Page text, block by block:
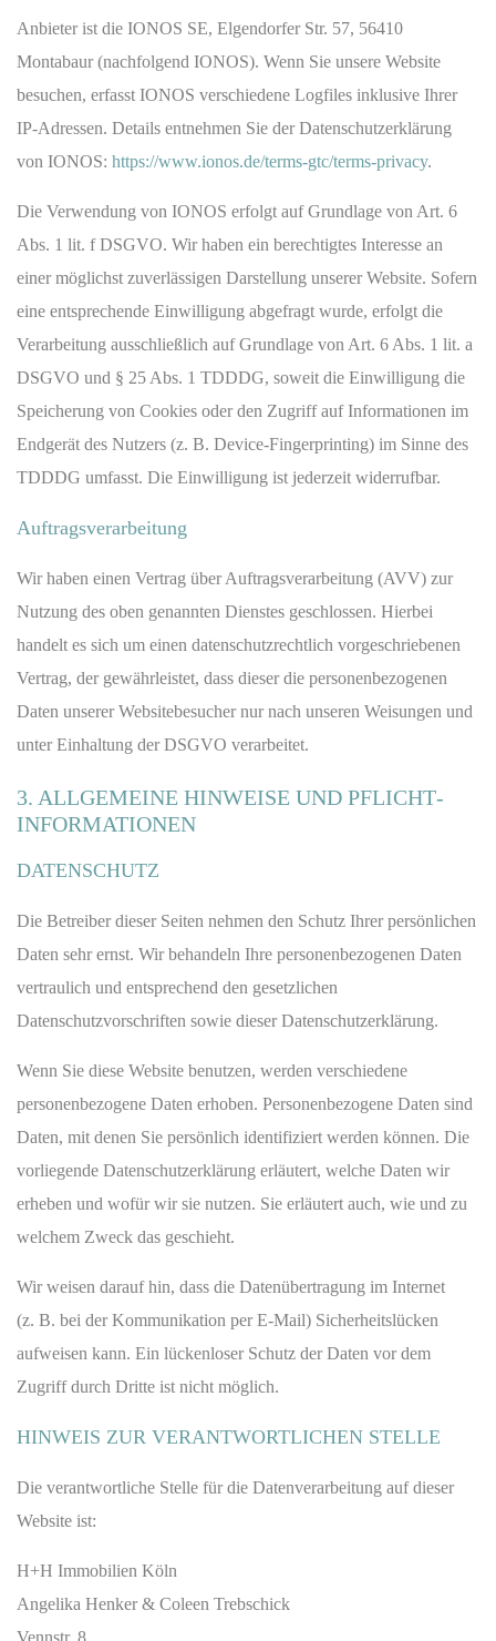
Anbieter ist die IONOS SE, Elgendorfer Str. 57, 56410
Montabaur (nachfolgend IONOS). Wenn Sie unsere Website
besuchen, erfasst IONOS verschiedene Logfiles inklusive Ihrer
IP-Adressen. Details entnehmen Sie der Datenschutzerklärung
von IONOS: https://www.ionos.de/terms-gtc/terms-privacy.
Die Verwendung von IONOS erfolgt auf Grundlage von Art. 6
Abs. 1 lit. f DSGVO. Wir haben ein berechtigtes Interesse an
einer möglichst zuverlässigen Darstellung unserer Website. Sofern
eine entsprechende Einwilligung abgefragt wurde, erfolgt die
Verarbeitung ausschließlich auf Grundlage von Art. 6 Abs. 1 lit. a
DSGVO und § 25 Abs. 1 TDDDG, soweit die Einwilligung die
Speicherung von Cookies oder den Zugriff auf Informationen im
Endgerät des Nutzers (z. B. Device-Fingerprinting) im Sinne des
TDDDG umfasst. Die Einwilligung ist jederzeit widerrufbar.
Auftragsverarbeitung
Wir haben einen Vertrag über Auftragsverarbeitung (AVV) zur
Nutzung des oben genannten Dienstes geschlossen. Hierbei
handelt es sich um einen datenschutzrechtlich vorgeschriebenen
Vertrag, der gewährleistet, dass dieser die personenbezogenen
Daten unserer Websitebesucher nur nach unseren Weisungen und
unter Einhaltung der DSGVO verarbeitet.
3. ALLGEMEINE HINWEISE UND PFLICHT­
INFORMATIONEN
DATENSCHUTZ
Die Betreiber dieser Seiten nehmen den Schutz Ihrer persönlichen
Daten sehr ernst. Wir behandeln Ihre personenbezogenen Daten
vertraulich und entsprechend den gesetzlichen
Datenschutzvorschriften sowie dieser Datenschutzerklärung.
Wenn Sie diese Website benutzen, werden verschiedene
personenbezogene Daten erhoben. Personenbezogene Daten sind
Daten, mit denen Sie persönlich identifiziert werden können. Die
vorliegende Datenschutzerklärung erläutert, welche Daten wir
erheben und wofür wir sie nutzen. Sie erläutert auch, wie und zu
welchem Zweck das geschieht.
Wir weisen darauf hin, dass die Datenübertragung im Internet
(z. B. bei der Kommunikation per E-Mail) Sicherheitslücken
aufweisen kann. Ein lückenloser Schutz der Daten vor dem
Zugriff durch Dritte ist nicht möglich.
HINWEIS ZUR VERANTWORTLICHEN STELLE
Die verantwortliche Stelle für die Datenverarbeitung auf dieser
Website ist:
H+H Immobilien Köln
Angelika Henker & Coleen Trebschick